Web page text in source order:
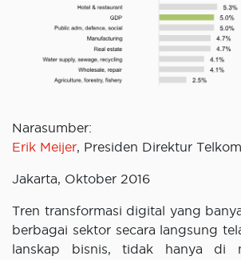
Narasumber:
Erik Meijer, Presiden Direktur
Jakarta, Oktober 2016
Tren transformasi digital yang
berbagai sektor secara langsung
lanskap bisnis, tidak hanya di